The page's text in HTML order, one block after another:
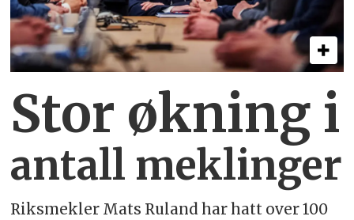
Stor økning i
antall meklinger
Riksmekler Mats Ruland har hatt over 100